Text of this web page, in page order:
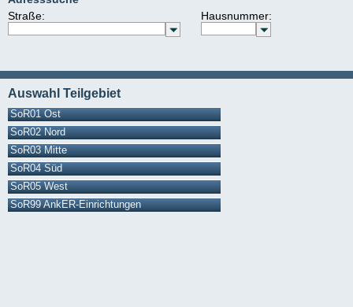
Straße:
Hausnummer:
Auswahl Teilgebiet
SoR01 Ost
SoR02 Nord
SoR03 Mitte
SoR04 Süd
SoR05 West
SoR99 AnkER-Einrichtungen